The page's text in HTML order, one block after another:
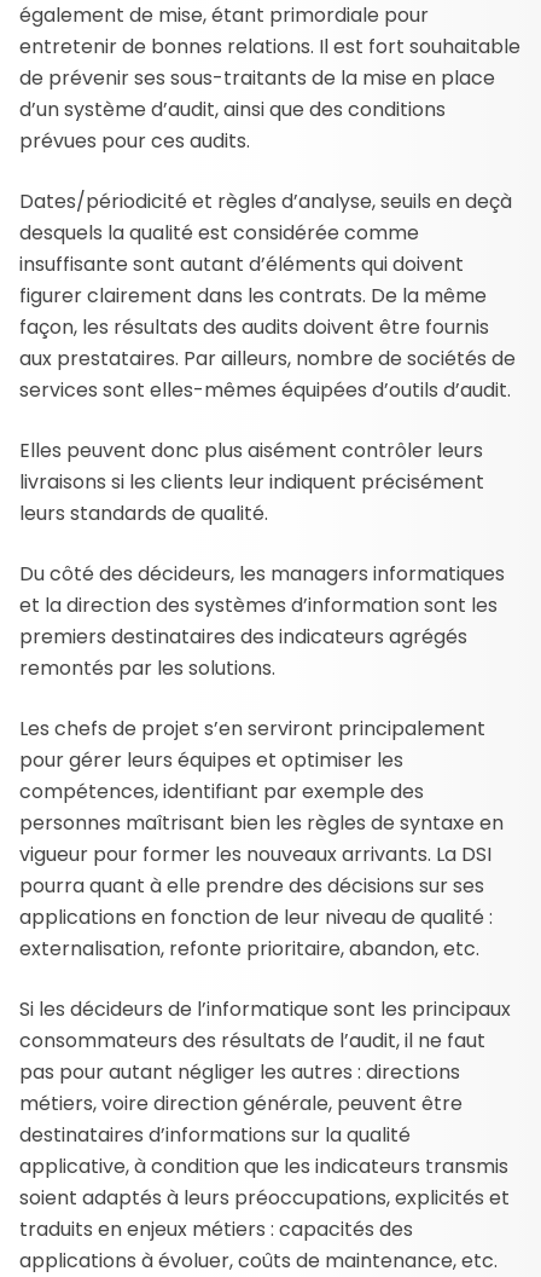
également de mise, étant primordiale pour
entretenir de bonnes relations. Il est fort souhaitable
de prévenir ses sous-traitants de la mise en place
d’un système d’audit, ainsi que des conditions
prévues pour ces audits.
Dates/périodicité et règles d’analyse, seuils en deçà
desquels la qualité est considérée comme
insuffisante sont autant d’éléments qui doivent
figurer clairement dans les contrats. De la même
façon, les résultats des audits doivent être fournis
aux prestataires. Par ailleurs, nombre de sociétés de
services sont elles-mêmes équipées d’outils d’audit.
Elles peuvent donc plus aisément contrôler leurs
livraisons si les clients leur indiquent précisément
leurs standards de qualité.
Du côté des décideurs, les managers informatiques
et la direction des systèmes d’information sont les
premiers destinataires des indicateurs agrégés
remontés par les solutions.
Les chefs de projet s’en serviront principalement
pour gérer leurs équipes et optimiser les
compétences, identifiant par exemple des
personnes maîtrisant bien les règles de syntaxe en
vigueur pour former les nouveaux arrivants. La DSI
pourra quant à elle prendre des décisions sur ses
applications en fonction de leur niveau de qualité :
externalisation, refonte prioritaire, abandon, etc.
Si les décideurs de l’informatique sont les principaux
consommateurs des résultats de l’audit, il ne faut
pas pour autant négliger les autres : directions
métiers, voire direction générale, peuvent être
destinataires d’informations sur la qualité
applicative, à condition que les indicateurs transmis
soient adaptés à leurs préoccupations, explicités et
traduits en enjeux métiers : capacités des
applications à évoluer, coûts de maintenance, etc.